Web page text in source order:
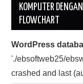
navigation
KOMPUTER DENGAN
FLOWCHART
WordPress
'./ebsoftweb25/
crashed and last